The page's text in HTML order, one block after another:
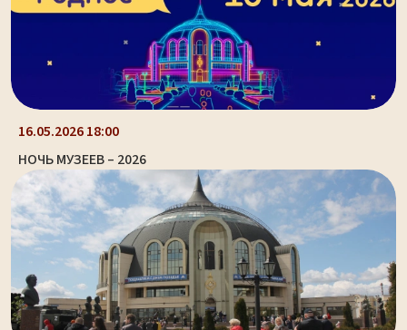
16.05.2026 18:00
НОЧЬ МУЗЕЕВ – 2026